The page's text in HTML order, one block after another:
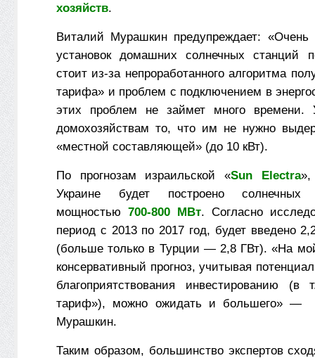
хозяйств.
Виталий Мурашкин предупреждает: «Очень
установок домашних солнечных станций
стоит из-за непроработанного алгоритма
тарифа» и проблем с подключением в
этих проблем не займет много времени.
домохозяйствам то, что им не нужно
«местной составляющей» (до 10 кВт).
По прогнозам израильской «Sun Electra»,
Украине будет построено солнечных
мощностью 700-800 МВт. Согласно
период с 2013 по 2017 год, будет введено
(больше только в Турции — 2,8 ГВт). «На
консервативный прогноз, учитывая
благоприятствования инвестированию
тариф»), можно ожидать и большего» —
Мурашкин.
Таким образом, большинство экспертов